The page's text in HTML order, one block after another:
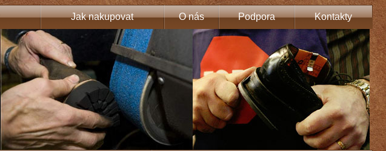
Jak nakupovat O nás Podpora Kontakty